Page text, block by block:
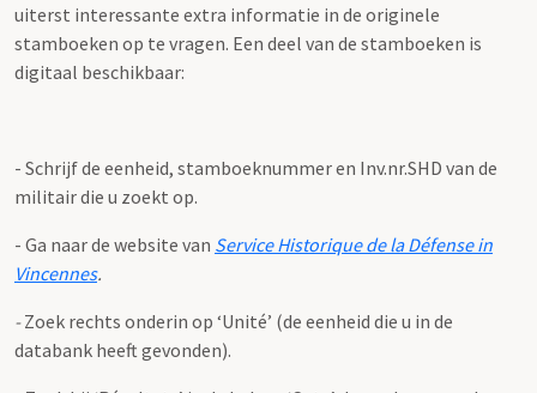
uiterst interessante extra informatie in de originele
stamboeken op te vragen. Een deel van de stamboeken is
digitaal beschikbaar:
- Schrijf de eenheid, stamboeknummer en Inv.nr.SHD van de
militair die u zoekt op.
- Ga naar de website van Service Historique de la Défense in
Vincennes.
-Zoek rechts onderin op ‘Unité’ (de eenheid die u in de
databank heeft gevonden).